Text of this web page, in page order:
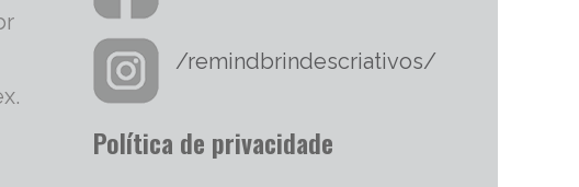
/remindbrindescriativos/
Política de privacidade